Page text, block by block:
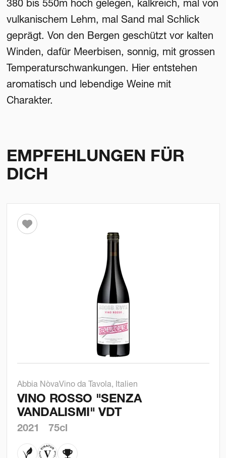
380 bis 550m hoch gelegen, kalkreich, mal von
vulkanischem Lehm, mal Sand mal Schlick
geprägt. Von den Bergen geschützt vor kalten
Winden, dafür Meerbisen, sonnig, mit grossen
Temperaturschwankungen. Hier entstehen
aromatisch und lebendige Weine mit
Charakter.
EMPFEHLUNGEN FÜR
DICH
Abbia NòvaVino da Tavola, Italien
VINO ROSSO "SENZA
VANDALISMI" VDT
2021 75cl